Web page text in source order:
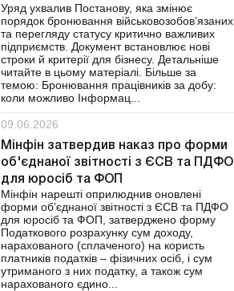
Уряд ухвалив Постанову, яка змінює
порядок бронювання військовозобов’язаних
та перегляду статусу критично важливих
підприємств. Документ встановлює нові
строки й критерії для бізнесу. Детальніше
читайте в цьому матеріалі. Більше за
темою: Бронювання працівників за добу:
коли можливо Інформац...
09.06.2026
Мінфін затвердив наказ про форми
об'єднаної звітності з ЄСВ та ПДФО
для юросіб та ФОП
Мінфін нарешті оприлюднив оновлені
форми об’єднаної звітності з ЄСВ та ПДФО
для юросіб та ФОП, затверджено форму
Податкового розрахунку сум доходу,
нарахованого (сплаченого) на користь
платників податків – фізичних осіб, і сум
утриманого з них податку, а також сум
нарахованого єдино...